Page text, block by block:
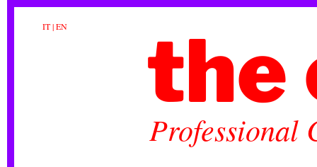
IT|EN the
Professional